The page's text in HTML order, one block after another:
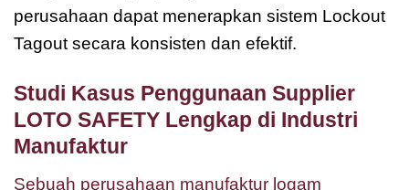
perusahaan dapat menerapkan sistem Lockout
Tagout secara konsisten dan efektif.
Studi Kasus Penggunaan Supplier
LOTO SAFETY Lengkap di Industri
Manufaktur
Sebuah perusahaan manufaktur logam